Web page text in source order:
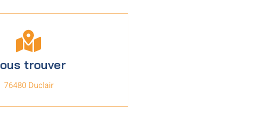
trouver
76480 Duclair